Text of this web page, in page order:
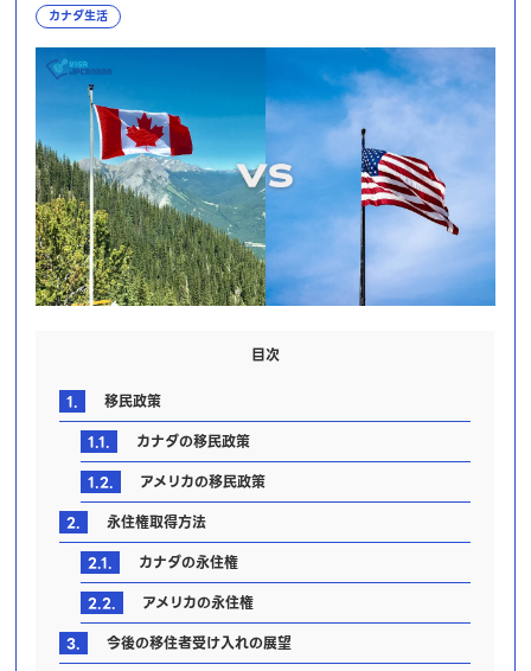
カナダ生活
目次
1.
移民政策
1.1.
カナダの移民政策
1.2.
アメリカの移民政策
2.
永住権取得方法
2.1.
カナダの永住権
2.2.
アメリカの永住権
3.
今後の移住者受け入れの展望